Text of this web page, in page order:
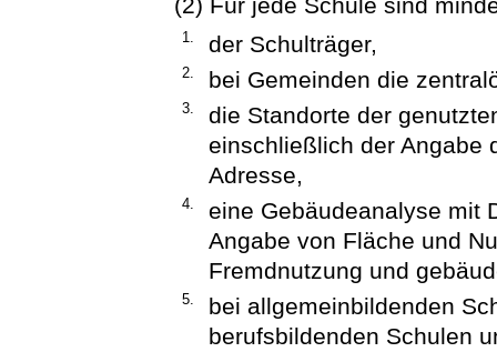
1. der Schulträger,
2. bei Gemeinden die
3.
die Standorte der
einschließlich der Angabe
Adresse,
4.
eine Gebäudeanalyse mit
Angabe von Fläche und
Fremdnutzung und
5.
bei allgemeinbildenden
berufsbildenden Schulen